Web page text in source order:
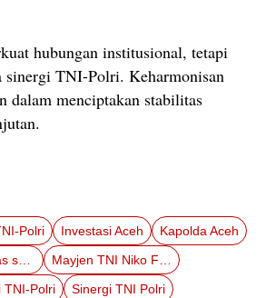
hubungan institusional, tetapi
sinergi TNI-Polri. Keharmonisan
dalam menciptakan stabilitas
Polri Investasi Aceh
Kapolda Aceh
koordinasi lintas sektor
Mayjen TNI Niko Fahrizal
TNI-Polri
Sinergi TNI Polri